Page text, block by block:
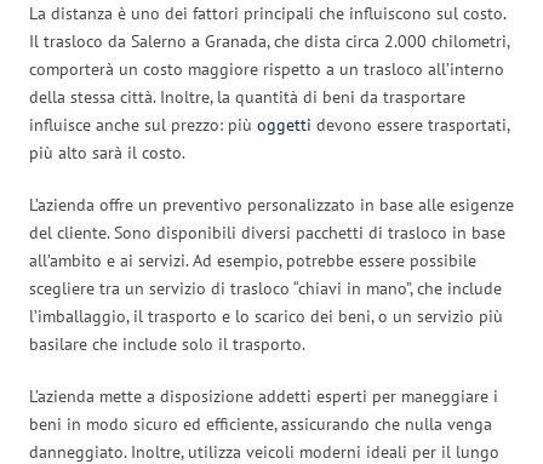
La distanza è uno dei fattori principali che influiscono sul costo.
Il trasloco da Salerno a Granada, che dista circa 2.000 chilometri,
comporterà un costo maggiore rispetto a un trasloco all’interno
della stessa città. Inoltre, la quantità di beni da trasportare
influisce anche sul prezzo: più oggetti devono essere trasportati,
più alto sarà il costo.
L’azienda offre un preventivo personalizzato in base alle esigenze
del cliente. Sono disponibili diversi pacchetti di trasloco in base
all’ambito e ai servizi. Ad esempio, potrebbe essere possibile
scegliere tra un servizio di trasloco “chiavi in mano”, che include
l’imballaggio, il trasporto e lo scarico dei beni, o un servizio più
basilare che include solo il trasporto.
L’azienda mette a disposizione addetti esperti per maneggiare i
beni in modo sicuro ed efficiente, assicurando che nulla venga
danneggiato. Inoltre, utilizza veicoli moderni ideali per il lungo